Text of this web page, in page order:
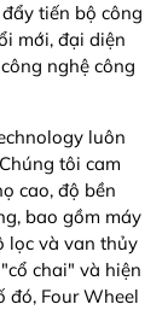
tiến bộ công
mới, đại diện
nghệ công
luôn
tôi cam
cao, độ bền
bao gồm máy
lọc và van thủy
chai" và hiện
đó, Four Wheel